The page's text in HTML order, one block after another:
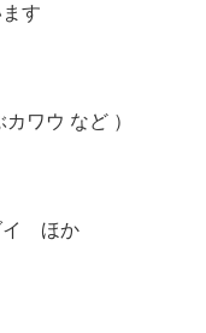
す
ワウ など ）
イ ほか